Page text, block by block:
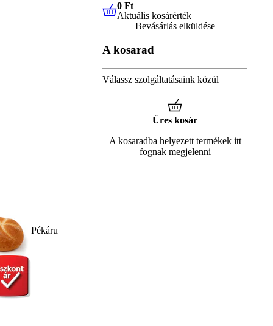
Pékáru
0 FtAktuális kosárérték
0 Ft
Aktuális kosárérték
Bevásárlás elküldése
A kosarad
Válassz szolgáltatásaink közül
Üres kosár
A kosaradba helyezett termékek itt
fognak megjelenni